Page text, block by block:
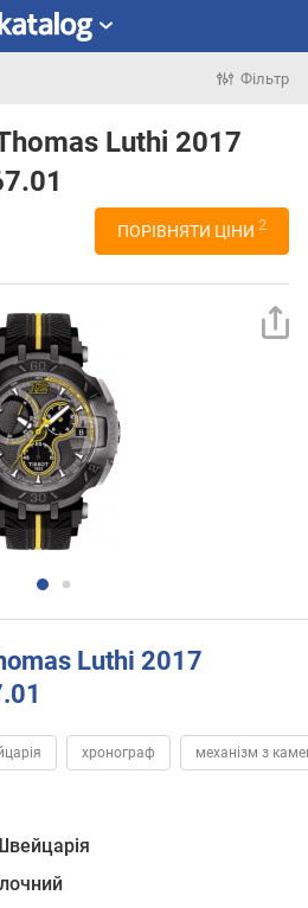
Фільтр
Luthi 2017
ПОРІВНЯТИ ЦІНИ 2
Luthi 2017
хронограф механізм з